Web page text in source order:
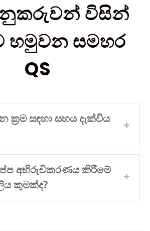
විසින්
හමුවන සමහර
QS
ක්‍රම සඳහා සහය දැක්විය
අභිරුචිකරණය කිරීමේ
කුමක්ද?